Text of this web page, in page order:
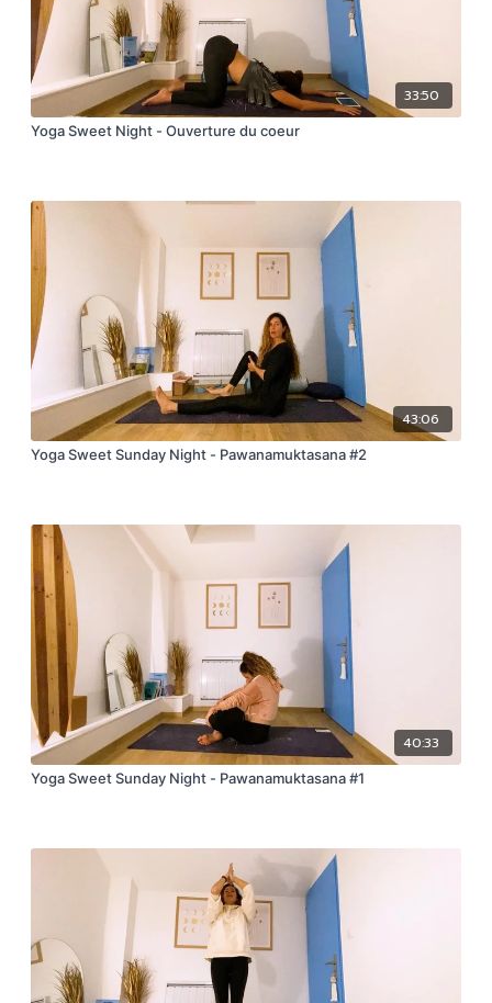
33:50
Yoga Sweet Night - Ouverture du coeur
43:06
Yoga Sweet Sunday Night - Pawanamuktasana #2
40:33
Yoga Sweet Sunday Night - Pawanamuktasana #1